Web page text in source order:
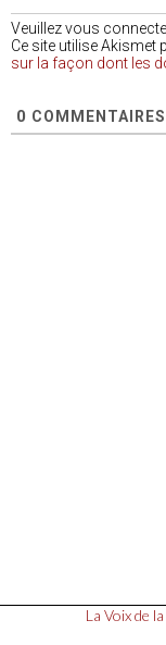
Veuillez vous
Ce site utilise Akismet
sur la façon dont les
0 COMMENTAIRES
La Voix de